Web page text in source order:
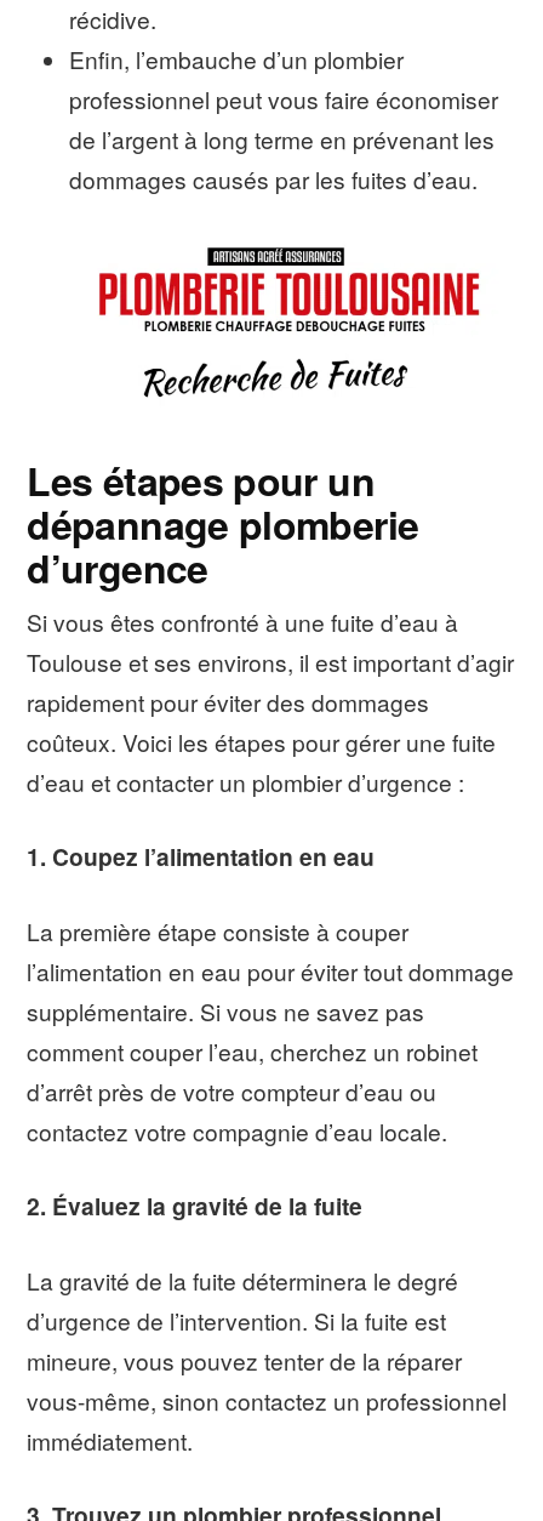
récidive.
Enfin, l’embauche d’un plombier
professionnel peut vous faire économiser
de l’argent à long terme en prévenant les
dommages causés par les fuites d’eau.
Les étapes pour un
dépannage plomberie
d’urgence
Si vous êtes confronté à une fuite d’eau à
Toulouse et ses environs, il est important d’agir
rapidement pour éviter des dommages
coûteux. Voici les étapes pour gérer une fuite
d’eau et contacter un plombier d’urgence :
1. Coupez l’alimentation en eau
La première étape consiste à couper
l’alimentation en eau pour éviter tout dommage
supplémentaire. Si vous ne savez pas
comment couper l’eau, cherchez un robinet
d’arrêt près de votre compteur d’eau ou
contactez votre compagnie d’eau locale.
2. Évaluez la gravité de la fuite
La gravité de la fuite déterminera le degré
d’urgence de l’intervention. Si la fuite est
mineure, vous pouvez tenter de la réparer
vous-même, sinon contactez un professionnel
immédiatement.